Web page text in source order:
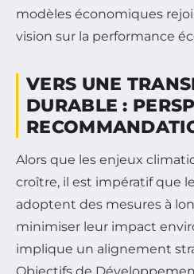
modèles économiques
vision sur la performance
VERS UNE
DURABLE :
Alors que les enjeux
croître, il est impératif que
adoptent des mesures à
minimiser leur impact
implique un alignement